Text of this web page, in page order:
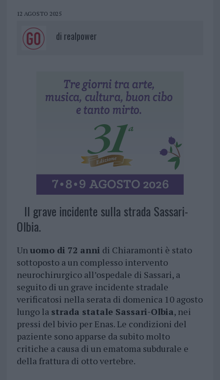
12 AGOSTO 2025
di realpower
Il grave incidente sulla strada Sassari-
Olbia.
Unuomo di 72 anni di Chiaramonti è stato
sottoposto a un complesso intervento
neurochirurgico all’ospedale di Sassari, a
seguito di un grave incidente stradale
verificatosi nella serata di domenica 10 agosto
lungo la strada statale Sassari-Olbia, nei
pressi del bivio per Enas. Le condizioni del
paziente sono apparse da subito molto
critiche a causa di un ematoma subdurale e
della frattura di otto vertebre.